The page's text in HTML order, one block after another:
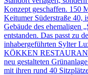
Konzept geschaffen. 150
Keitumer Süderstraße 40,
Gebäude des ehemaligen
entstanden. Das passt zu
inhabergeführten Sylter
KÖKKEN
neu gestalteten
mit ihren rund 40